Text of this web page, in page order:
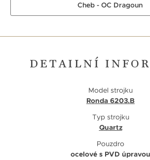
Cheb - OC Dragoun
DETAILNÍ
Model strojku
Ronda 6203.B
Typ strojku
Quartz
Pouzdro
ocelové s PVD úpravou